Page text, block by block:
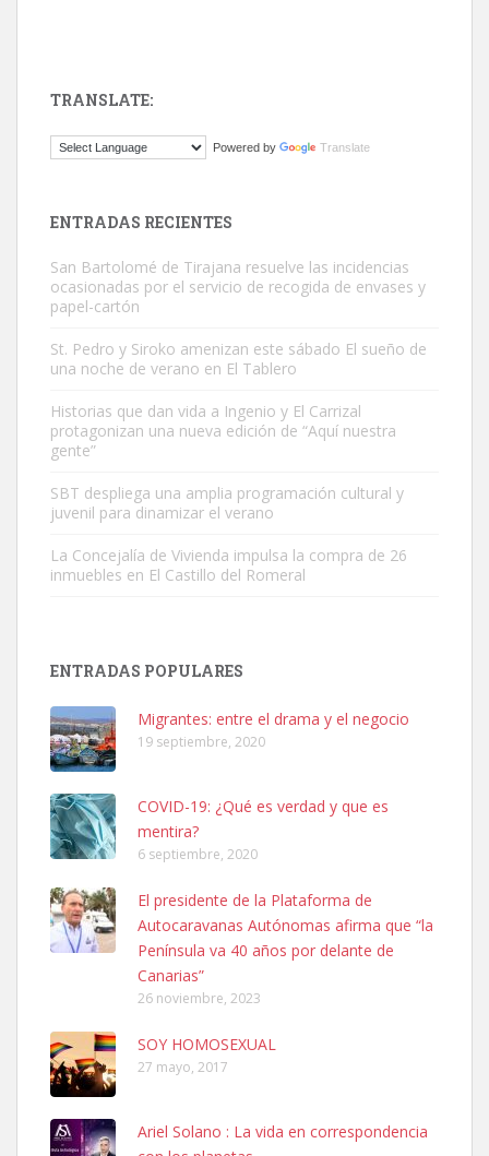
El ayuntamiento se va a llevar a Los Gatos callejeros de la zona los
Este gato macho ha aparecido en la calle hace menos de un mes,
es muy manso y extremadamente cari...
Leales.org » Gran Canaria
Leales.org » Gran Canaria
SHIBA PERDIDO AVDA JOSE MESA Y LOPEZ
PERRO MACHO RAZA SHIBA CON MICROCHIP PERDIDO HOY
06/07/2025 ZONA MESA Y LOPEZ. ES MUY ASUSTADIZO
Leales.org » Gran Canaria
6.7.2025
Ninfa perdida
TRANSLATE:
Powered by Translate
ENTRADAS RECIENTES
San Bartolomé de Tirajana resuelve las incidencias
ocasionadas por el servicio de recogida de envases y
papel-cartón
St. Pedro y Siroko amenizan este sábado El sueño de
una noche de verano en El Tablero
Historias que dan vida a Ingenio y El Carrizal
protagonizan una nueva edición de “Aquí nuestra
gente”
SBT despliega una amplia programación cultural y
juvenil para dinamizar el verano
La Concejalía de Vivienda impulsa la compra de 26
inmuebles en El Castillo del Romeral
ENTRADAS POPULARES
Migrantes: entre el drama y el negocio
19 septiembre, 2020
COVID-19: ¿Qué es verdad y que es
mentira?
6 septiembre, 2020
El presidente de la Plataforma de
Autocaravanas Autónomas afirma que “la
Península va 40 años por delante de
Canarias”
26 noviembre, 2023
SOY HOMOSEXUAL
27 mayo, 2017
Ariel Solano : La vida en correspondencia